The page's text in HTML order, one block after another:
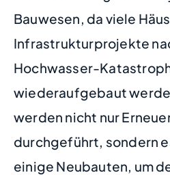
Bauwesen, da viele
Infrastrukturprojekte
Hochwasser-
wiederaufgebaut
werden nicht nur
durchgeführt, sondern
einige Neubauten, um